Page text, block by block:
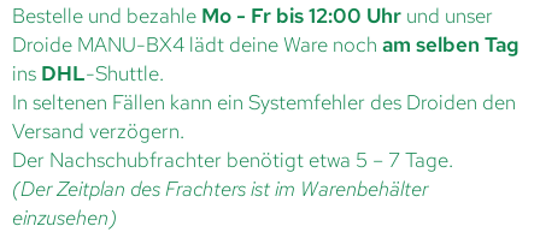
Bestelle und bezahle Mo - Fr bis 12:00 Uhr und unser
Droide MANU-BX4 lädt deine Ware noch am selben Tag
ins DHL-Shuttle.
In seltenen Fällen kann ein Systemfehler des Droiden den
Versand verzögern.
Der Nachschubfrachter benötigt etwa 5 – 7 Tage.
(Der Zeitplan des Frachters ist im Warenbehälter
einzusehen)